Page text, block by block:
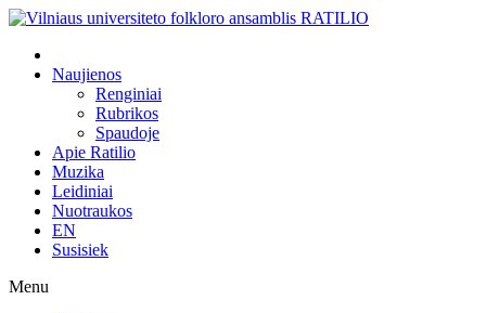
Naujienos
Renginiai
Rubrikos
Spaudoje
Apie Ratilio
Muzika
Leidiniai
Nuotraukos
EN
Susisiek
Menu